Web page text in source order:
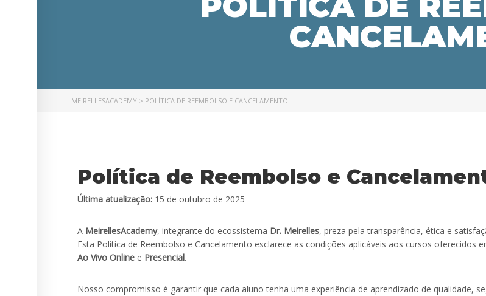
MEIRELLESACADEMY > POLÍTICA DE REEMBOLSO E CANCELAMENTO
Política de Reembolso e
Última atualização: 15 de outubro de 2025
A MeirellesAcademy, integrante do ecossistema Dr. Meirelles, preza pela transparência, ética e
Esta Política de Reembolso e Cancelamento esclarece as condições aplicáveis aos cursos oferecidos
Ao Vivo Online e Presencial.
Nosso compromisso é garantir que cada aluno tenha uma experiência de aprendizado de qualidade,